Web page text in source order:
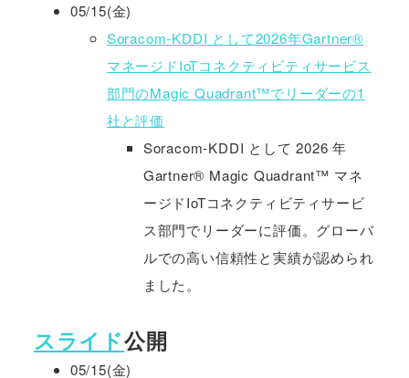
05/15(金)
Soracom-KDDI として2026年Gartner®
マネージドIoTコネクティビティサービス
部門のMagic Quadrant™でリーダーの1
社と評価
Soracom-KDDI として 2026 年
Gartner® Magic Quadrant™ マネ
ージドIoTコネクティビティサービ
ス部門でリーダーに評価。グローバ
ルでの高い信頼性と実績が認められ
ました。
スライド公開
05/15(金)